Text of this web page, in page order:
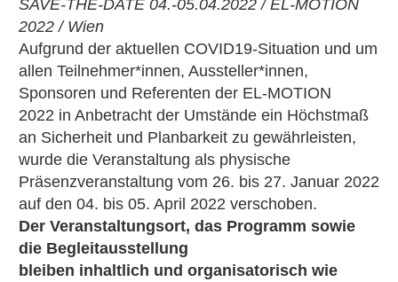
SAVE-THE-DATE 04.-05.04.2022 / EL-MOTION
2022 / Wien
Aufgrund der aktuellen COVID19-Situation und um
allen Teilnehmer*innen, Aussteller*innen,
Sponsoren und Referenten der EL-MOTION
2022 in Anbetracht der Umstände ein Höchstmaß
an Sicherheit und Planbarkeit zu gewährleisten,
wurde die Veranstaltung als physische
Präsenzveranstaltung vom 26. bis 27. Januar 2022
auf den 04. bis 05. April 2022 verschoben.
Der Veranstaltungsort, das Programm sowie
die Begleitausstellung
bleiben inhaltlich und organisatorisch wie